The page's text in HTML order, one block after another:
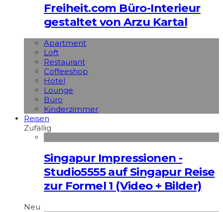
Freiheit.com Büro-Interieur
gestaltet von Arzu Kartal
Apart­ment
Loft
Restaurant
Coffeeshop
Hotel
Lounge
Büro
Kinderzimmer
Reisen
Zufällig
Singapur Impressionen -
Studio5555 auf Singapur Reise
zur Formel 1 (Video + Bilder)
Neu